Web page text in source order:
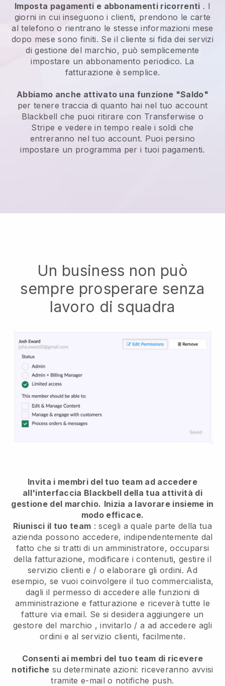
Imposta pagamenti e abbonamenti ricorrenti . I
giorni in cui inseguono i clienti, prendono le carte
al telefono o rientrano le stesse informazioni mese
dopo mese sono finiti. Se il cliente si fida dei servizi
di gestione del marchio, può semplicemente
impostare un abbonamento periodico. La
fatturazione è semplice.
Abbiamo anche attivato una funzione "Saldo"
per tenere traccia di quanto hai nel tuo account
Blackbell che puoi ritirare con Transferwise o
Stripe e vedere in tempo reale i soldi che
entreranno nel tuo account. Puoi persino
impostare un programma per i tuoi pagamenti.
Un business non può
sempre prosperare senza
lavoro di squadra
Invita i membri del tuo team ad accedere
all'interfaccia Blackbell della tua attività di
gestione del marchio. Inizia a lavorare insieme in
modo efficace.
Riunisci il tuo team : scegli a quale parte della tua
azienda possono accedere, indipendentemente dal
fatto che si tratti di un amministratore, occuparsi
della fatturazione, modificare i contenuti, gestire il
servizio clienti e / o elaborare gli ordini. Ad
esempio, se vuoi coinvolgere il tuo commercialista,
dagli il permesso di accedere alle funzioni di
amministrazione e fatturazione e riceverà tutte le
fatture via email. Se si desidera aggiungere un
gestore del marchio , invitarlo / a ad accedere agli
ordini e al servizio clienti, facilmente.
Consenti ai membri del tuo team di ricevere
notifiche su determinate azioni: riceveranno avvisi
tramite e-mail o notifiche push.